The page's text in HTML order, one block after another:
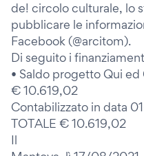
de! circolo culturale, lo
pubblicare le
Facebook (@arcitom).
Di seguito i
• Saldo progetto Qui
€ 10.619,02
Contabilizzato in data
TOTALE € 10.619,02
Il